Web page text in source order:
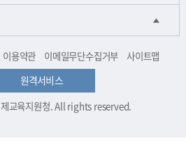
이용약관 이메일무단수집거부
사이트맵
원격서비스
교육지원청. All rights reserved.